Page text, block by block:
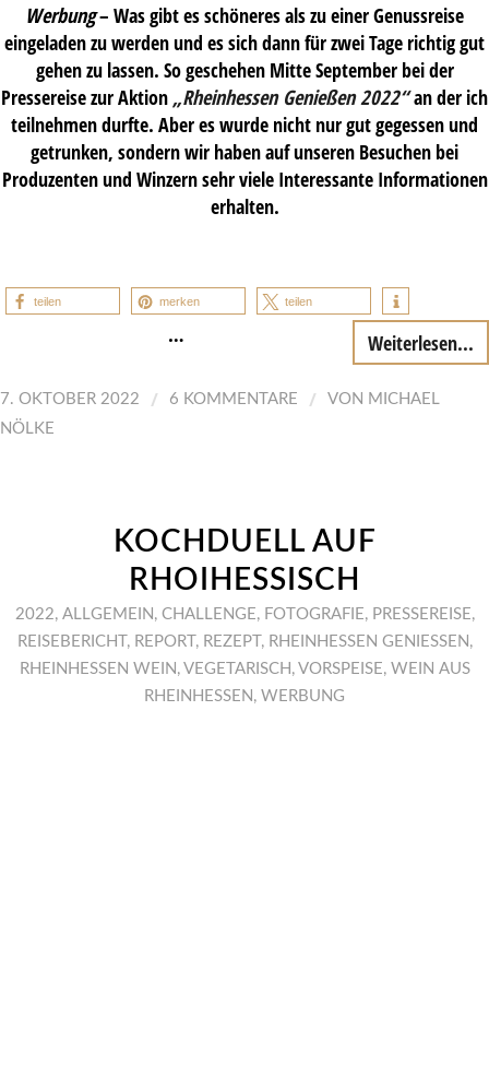
Werbung– Was gibt es schöneres als zu einer Genussreise
eingeladen zu werden und es sich dann für zwei Tage richtig gut
gehen zu lassen. So geschehen Mitte September bei der
Pressereise zur Aktion „Rheinhessen Genießen 2022“an der ich
teilnehmen durfte. Aber es wurde nicht nur gut gegessen und
getrunken, sondern wir haben auf unseren Besuchen bei
Produzenten und Winzern sehr viele Interessante Informationen
erhalten.
teilen merken teilen
… Weiterlesen...
7. OKTOBER 2022 / 6 KOMMENTARE / VON MICHAEL
NÖLKE
KOCHDUELL AUF
RHOIHESSISCH
2022, ALLGEMEIN , CHALLENGE, FOTOGRAFIE, PRESSEREISE,
REISEBERICHT, REPORT, REZEPT, RHEINHESSEN GENIESSEN
,
RHEINHESSEN WEIN , VEGETARISCH , VORSPEISE, WEIN AUS
RHEINHESSEN , WERBUNG